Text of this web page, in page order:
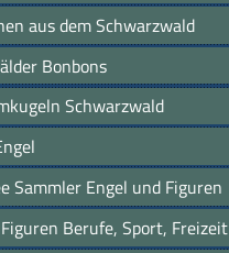
aus dem Schwarzwald
Bonbons
Schwarzwald
Sammler Engel und Figuren
Berufe, Sport, Freizeit